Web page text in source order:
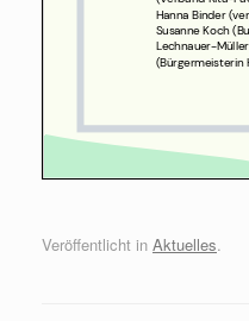
Veröffentlicht in Aktuelles.